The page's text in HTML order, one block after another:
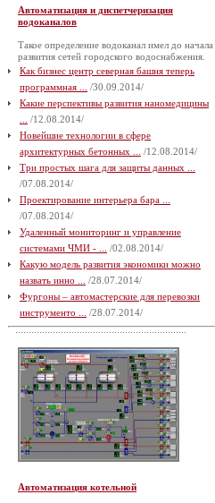
Автоматизация и диспетчеризация
водоканалов
Такое определение водоканал имел до начала
развития сетей городского водоснабжения.
Как бизнес центр северная башня теперь
программная ...
/30.09.2014/
Какие перспективы развития наномедицины
/12.08.2014/
Новейшие технологии в сфере
архитектурных бетонных ...
/12.08.2014/
Три простых шага для защиты данных ...
/07.08.2014/
Проектирование интерьера бара ...
/07.08.2014/
Удаленный мониторинг и управление
системами ЧМИ - ...
/02.08.2014/
Какую модель развития экономики можно
назвать инно ...
/28.07.2014/
Фургоны – автомастерские для перевозки
инструменто ...
/28.07.2014/
Автоматизация котельной